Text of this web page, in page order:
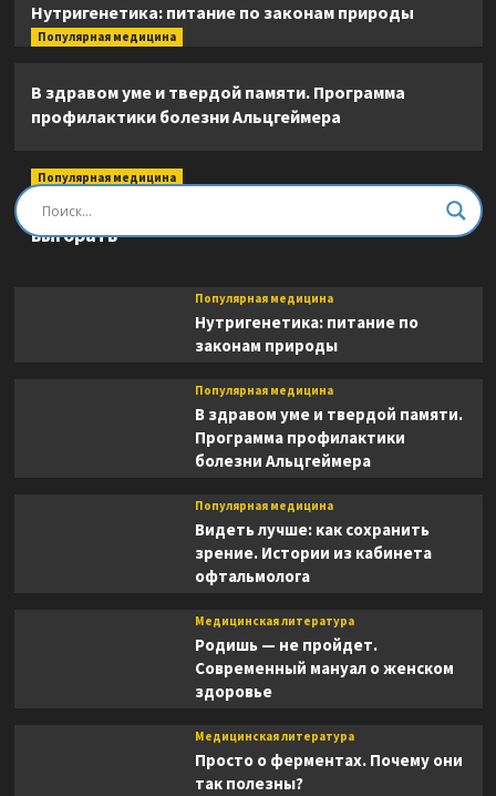
Нутригенетика: питание по законам природы
Популярная медицина
В здравом уме и твердой памяти. Программа
профилактики болезни Альцгеймера
Популярная медицина
Быть врачом. Как помогать, развиваться и не
выгорать
Популярная медицина
Нутригенетика: питание по
законам природы
Популярная медицина
В здравом уме и твердой памяти.
Программа профилактики
болезни Альцгеймера
Популярная медицина
Видеть лучше: как сохранить
зрение. Истории из кабинета
офтальмолога
Медицинская литература
Родишь — не пройдет.
Современный мануал о женском
здоровье
Медицинская литература
Просто о ферментах. Почему они
так полезны?